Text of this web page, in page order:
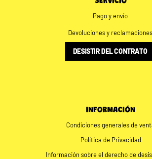
Pago y envío
Devoluciones y reclamaciones
DESISTIR DEL CONTRATO
INFORMACIÓN
Condiciones generales de
Política de Privacidad
Información sobre el derecho de